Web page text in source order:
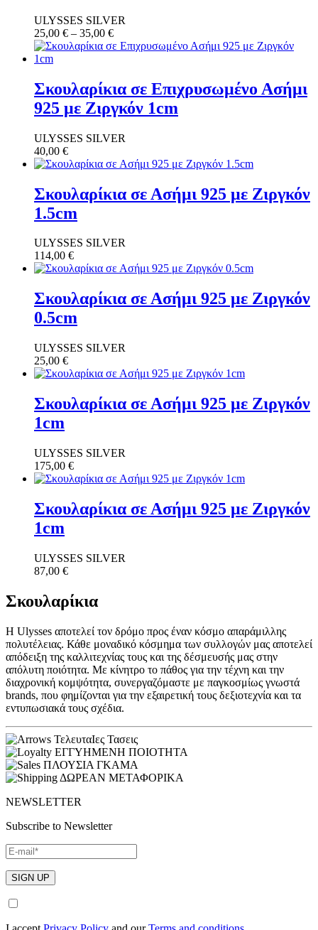
ULYSSES SILVER
25,00 € – 35,00 €
Σκουλαρίκια σε Επιχρυσωμένο Ασήμι
925 με Ζιργκόν 1cm
ULYSSES SILVER
40,00 €
Σκουλαρίκια σε Ασήμι 925 με Ζιργκόν
1.5cm
ULYSSES SILVER
114,00 €
Σκουλαρίκια σε Ασήμι 925 με Ζιργκόν
0.5cm
ULYSSES SILVER
25,00 €
Σκουλαρίκια σε Ασήμι 925 με Ζιργκόν
1cm
ULYSSES SILVER
175,00 €
Σκουλαρίκια σε Ασήμι 925 με Ζιργκόν
1cm
ULYSSES SILVER
87,00 €
Σκουλαρίκια
H Ulysses αποτελεί τον δρόμο προς έναν κόσμο απαράμιλλης
πολυτέλειας. Κάθε μοναδικό κόσμημα των συλλογών μας αποτελεί
απόδειξη της καλλιτεχνίας τους και της δέσμευσής μας στην
απόλυτη ποιότητα. Με κίνητρο το πάθος για την τέχνη και την
διαχρονική κομψότητα, συνεργαζόμαστε με παγκοσμίως γνωστά
brands, που φημίζονται για την εξαιρετική τους δεξιοτεχνία και τα
εντυπωσιακά τους σχέδια.
ΤελευταΙες Τασεις
ΕΓΓΥΗΜΕΝΗ ΠΟΙΟΤΗΤΑ
ΠΛΟΥΣΙΑ ΓΚΑΜΑ
ΔΩΡΕΑΝ ΜΕΤΑΦΟΡΙΚΑ
NEWSLETTER
Subscribe to Newsletter